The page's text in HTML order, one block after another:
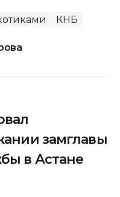
КНБ
замглавы
в Астане